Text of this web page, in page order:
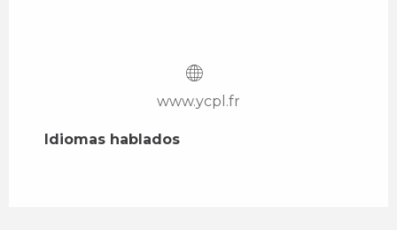
www.ycpl.fr
Idiomas hablados
Idiomas hablados